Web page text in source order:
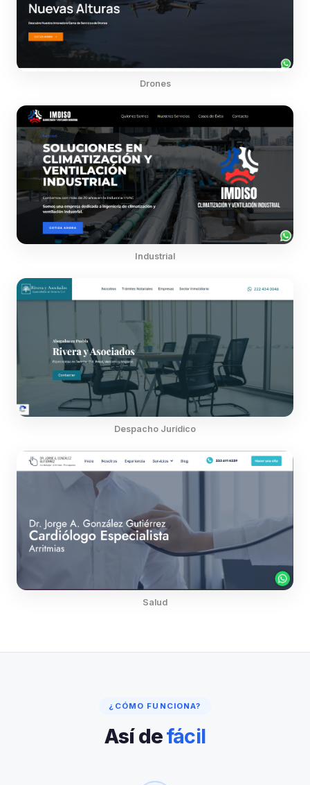
Drones
Industrial
Despacho Jurídico
Salud
¿CÓMO FUNCIONA?
Así defácil